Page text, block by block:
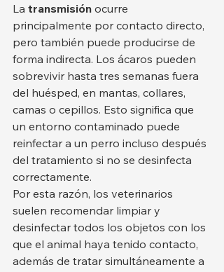
La transmisión ocurre
principalmente por contacto directo,
pero también puede producirse de
forma indirecta. Los ácaros pueden
sobrevivir hasta tres semanas fuera
del huésped, en mantas, collares,
camas o cepillos. Esto significa que
un entorno contaminado puede
reinfectar a un perro incluso después
del tratamiento si no se desinfecta
correctamente.
Por esta razón, los veterinarios
suelen recomendar limpiar y
desinfectar todos los objetos con los
que el animal haya tenido contacto,
además de tratar simultáneamente a